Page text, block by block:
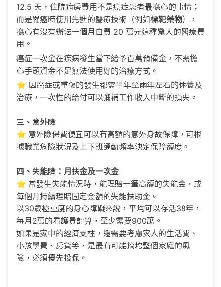
12.5 天，住院病房費用不是癌症患者最擔心的事情；
而是罹癌時使用先進的醫療技術（例如標靶藥物）
，
擔心有沒有辦法一個月自費 20 萬元這種驚人的醫療費
用。
癌症一次金在疾病發生當下給予百萬預備金，不需擔
心手頭資金不足無法使用好的治療方式。
⭐️ 因癌症或重傷的發生都需半年至兩年左右的休養及
治療，一次性的給付可以彌補工作收入中斷的損失。
三、意外險
⭐️ 意外險保費便宜可以有高額的意外身故保障，可根
據職業危險狀況及上下班通勤頻率決定保障額度。
四、失能險：月扶金及一次金
⭐️ 當發生失能情況時，能理賠一筆高額的失能金，或
每個月持續理賠固定金額的失能扶助金。
以30歲極重度的身心障礙來說，平均可以存活38年，
每月2萬的看護費計算，至少需要900萬。
如果是家中的經濟支柱，還需要考慮家人的生活費、
小孩學費、房貸等，是最有可能搞垮整個家庭的風
險，必須優先投保。